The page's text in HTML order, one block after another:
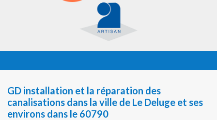
GD installation et la réparation des
canalisations dans la ville de Le Deluge et ses
environs dans le 60790